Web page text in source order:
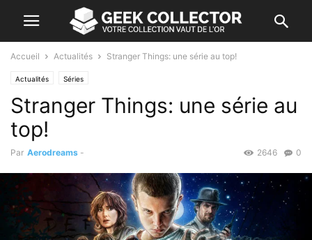
Accueil Actualités Stranger Things: une série au top!
Actualités Séries
Stranger Things: une série au
top!
Par Aerodreams - 0
2646